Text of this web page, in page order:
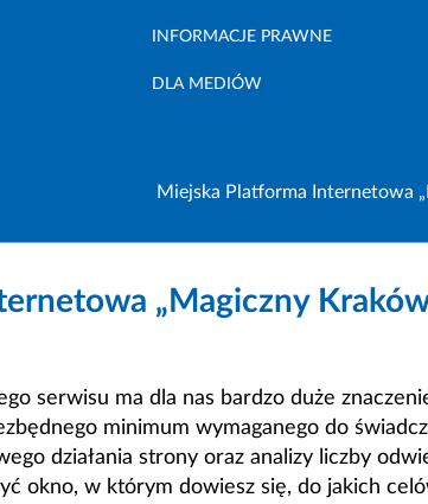
INFORMACJE PRAWNE
DLA MEDIÓW
Miejska Platforma Internetowa
„Magiczny
serwisu ma dla nas bardzo duże
minimum wymaganego do
działania strony oraz analizy liczby
okno, w którym dowiesz się, do jakich